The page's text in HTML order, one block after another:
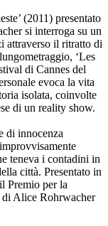
(2011) presentato
si interroga su un
attraverso il ritratto di
‘Les
di Cannes del
evoca la vita
isolata, coinvolte
di un reality show.
di innocenza
teneva i contadini in
città. Presentato in
Premio per la
di Alice Rohrwacher